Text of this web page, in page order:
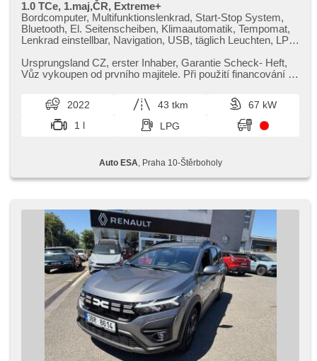
1.0 TCe, 1.maj,ČR, Extreme+
Bordcomputer, Multifunktionslenkrad, Start-Stop System,
Bluetooth, El. Seitenscheiben, Klimaautomatik, Tempomat,
Lenkrad einstellbar, Navigation, USB, täglich Leuchten, LPG
Servolenkung, Zentralverriegelung mit Funkfernbedienung,
Elektronisches Stabilitätsprogramm (ESP),
LED, ABS, isofix, elektronická ruční brzda, Notbremsung
(PEBS), 6x Airbag, Blind Spot Anzeige
Ursprungsland CZ,​ erster Inhaber,​ Garantie Scheck​- Heft,​
Vůz vykoupen od prvního majitele. Při použití financování na
2022 43 tkm
67 kW
1 l
LPG
Auto ESA , Praha 10-Štěrboholy